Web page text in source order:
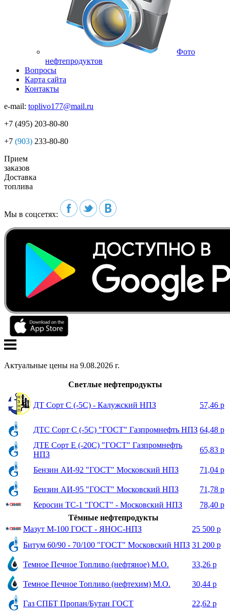
Фото
нефтепродуктов
Вопросы
Карта сайта
Контакты
e-mail: toplivo177@mail.ru
+7 (495) 203-80-80
+7 (903) 233-80-80
Прием
заказов
Доставка
топлива
Мы в соцсетях:
Актуальные цены на 9.08.2026 г.
Светлые нефтепродукты
ДТ Сорт С (-5С) - Калужский НПЗ 57,46 р
ДТС Сорт С (-5С) "ГОСТ" Газпромнефть НПЗ 64,48 р
ДТЕ Сорт Е (-20С) "ГОСТ" Газпромнефть
НПЗ
65,83 р
Бензин АИ-92 "ГОСТ" Московский НПЗ 71,04 р
Бензин АИ-95 "ГОСТ" Московский НПЗ
71,78 р
Керосин ТС-1 "ГОСТ" - Московский НПЗ
78,40 р
Тёмные нефтепродукты
Мазут М-100 ГОСТ - ЯНОС-НПЗ
25 500 р
Битум 60/90 - 70/100 "ГОСТ" Московский НПЗ 31 200 р
Темное Печное Топливо (нефтяное) М.О. 33,26 р
Темное Печное Топливо (нефтехим) М.О. 30,44 р
Газ СПБТ Пропан/Бутан ГОСТ 22,62 р